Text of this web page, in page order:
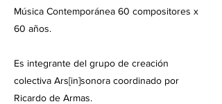
Música Contemporánea 60 compositores x
60 años.
Es integrante del grupo de creación
colectiva Ars[in]sonora coordinado por
Ricardo de Armas.